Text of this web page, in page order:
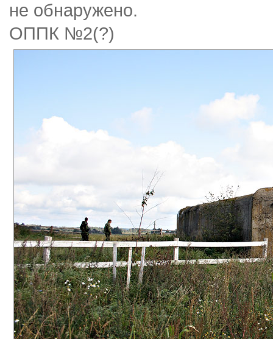
не обнаружено.
ОППК №2(?)